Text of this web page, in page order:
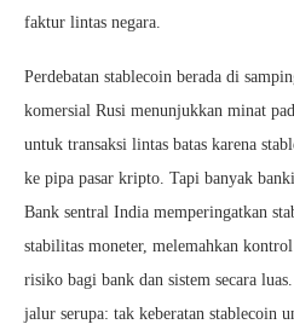
faktur lintas negara.
Perdebatan stablecoin berada di
komersial Rusi menunjukkan minat
untuk transaksi lintas batas karena
ke pipa pasar kripto. Tapi banyak
Bank sentral India memperingatkan
stabilitas moneter, melemahkan
risiko bagi bank dan sistem secara
jalur serupa: tak keberatan stablecoin